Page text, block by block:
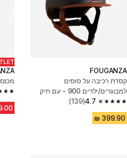
FOUGANZA
קסדת רכיבה על סוסים
למבוגרים/ילדים 900 - עם תיק
4.7
4.7 out of 5 stars from 139 reviews
(139)
4.7 out of 5 stars from 653 reviews